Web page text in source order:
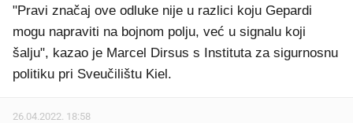
"Pravi značaj ove odluke nije u razlici koju Gepardi
mogu napraviti na bojnom polju, već u signalu koji
šalju", kazao je Marcel Dirsus s Instituta za sigurnosnu
politiku pri Sveučilištu Kiel.
26.04.2022. 18:58